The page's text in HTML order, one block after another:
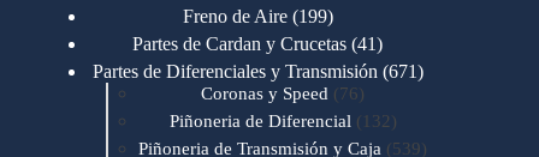
Freno de Aire 199199
productos
Partes de Cardan y Crucetas 4141
productos
Partes de Diferenciales y Transmisión 671671
Coronas y Speed 7676
productos
Piñoneria de Diferencial 132 132
productos
Piñoneria de Transmisión y Caja 539539